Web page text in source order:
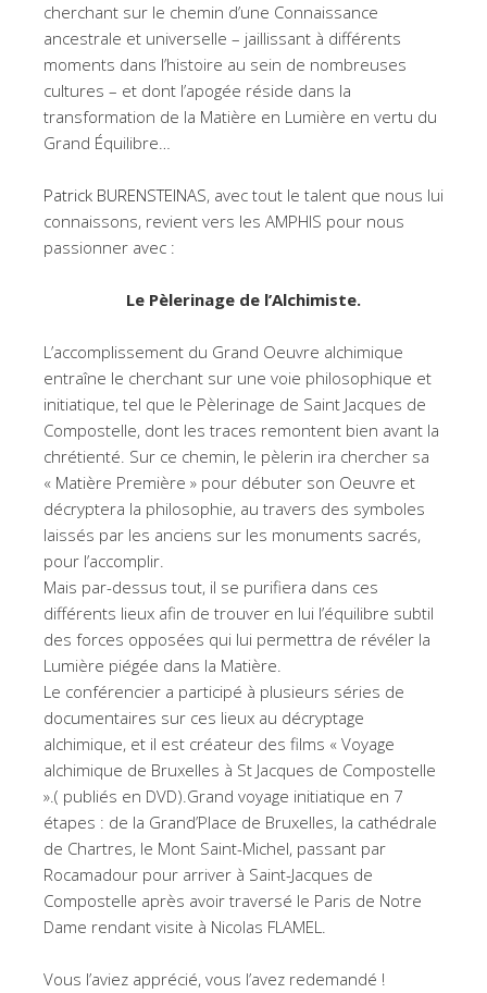
cherchant sur le chemin d’une Connaissance
ancestrale et universelle – jaillissant à différents
moments dans l’histoire au sein de nombreuses
cultures – et dont l’apogée réside dans la
transformation de la Matière en Lumière en vertu du
Grand Équilibre…
Patrick BURENSTEINAS, avec tout le talent que nous lui
connaissons, revient vers les AMPHIS pour nous
passionner avec :
Le Pèlerinage de l’Alchimiste.
L’accomplissement du Grand Oeuvre alchimique
entraîne le cherchant sur une voie philosophique et
initiatique, tel que le Pèlerinage de Saint Jacques de
Compostelle, dont les traces remontent bien avant la
chrétienté. Sur ce chemin, le pèlerin ira chercher sa
« Matière Première » pour débuter son Oeuvre et
décryptera la philosophie, au travers des symboles
laissés par les anciens sur les monuments sacrés,
pour l’accomplir.
Mais par-dessus tout, il se purifiera dans ces
différents lieux afin de trouver en lui l’équilibre subtil
des forces opposées qui lui permettra de révéler la
Lumière piégée dans la Matière.
Le conférencier a participé à plusieurs séries de
documentaires sur ces lieux au décryptage
alchimique, et il est créateur des films « Voyage
alchimique de Bruxelles à St Jacques de Compostelle
».( publiés en DVD).Grand voyage initiatique en 7
étapes : de la Grand’Place de Bruxelles, la cathédrale
de Chartres, le Mont Saint-Michel, passant par
Rocamadour pour arriver à Saint-Jacques de
Compostelle après avoir traversé le Paris de Notre
Dame rendant visite à Nicolas FLAMEL.
Vous l’aviez apprécié, vous l’avez redemandé !